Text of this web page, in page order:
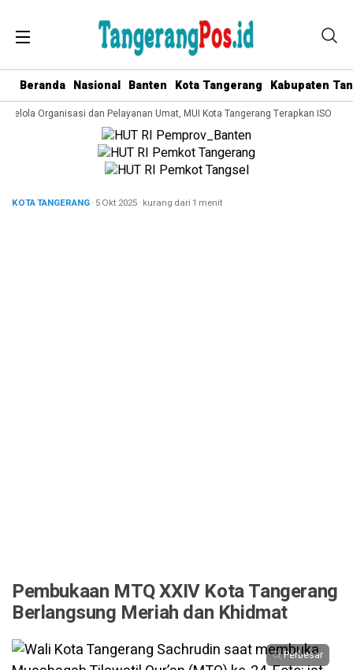
Beranda Nasional Banten Kota Tangerang Kabupaten
Organisasi dan Pelayanan Umat, MUI Kota Tangerang Terapkan ISO
KOTA TANGERANG· 5 Okt 2025· kurang dari 1 menit
Pembukaan MTQ XXIV Kota Tangerang
Berlangsung Meriah dan Khidmat
Perbesar